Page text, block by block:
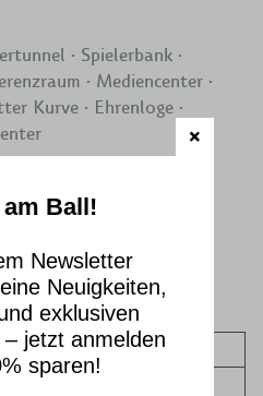
· Spielerbank ·
· Mediencenter ·
Kurve · Ehrenloge ·
kann es
Programmpunkte
Kosten pro Person
19,00 €
Ball!
Newsletter
Neuigkeiten,
exklusiven
jetzt anmelden
sparen!